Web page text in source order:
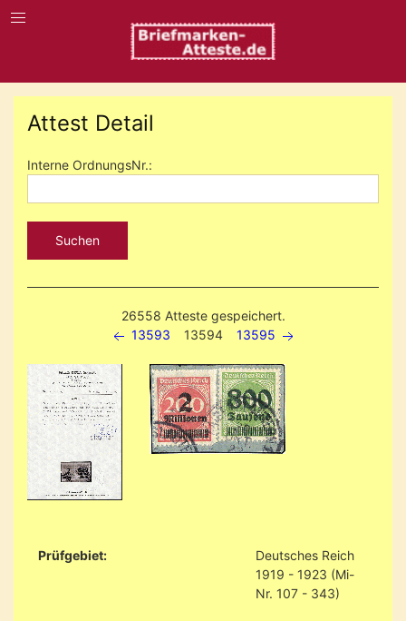
Attest Detail
Interne OrdnungsNr.:
Suchen
26558 Atteste gespeichert.
13593
13594 13595
Prüfgebiet:
Deutsches Reich
1919 - 1923 (Mi-
Nr. 107 - 343)